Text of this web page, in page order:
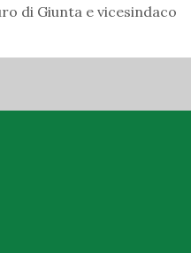
di Giunta e vicesindaco